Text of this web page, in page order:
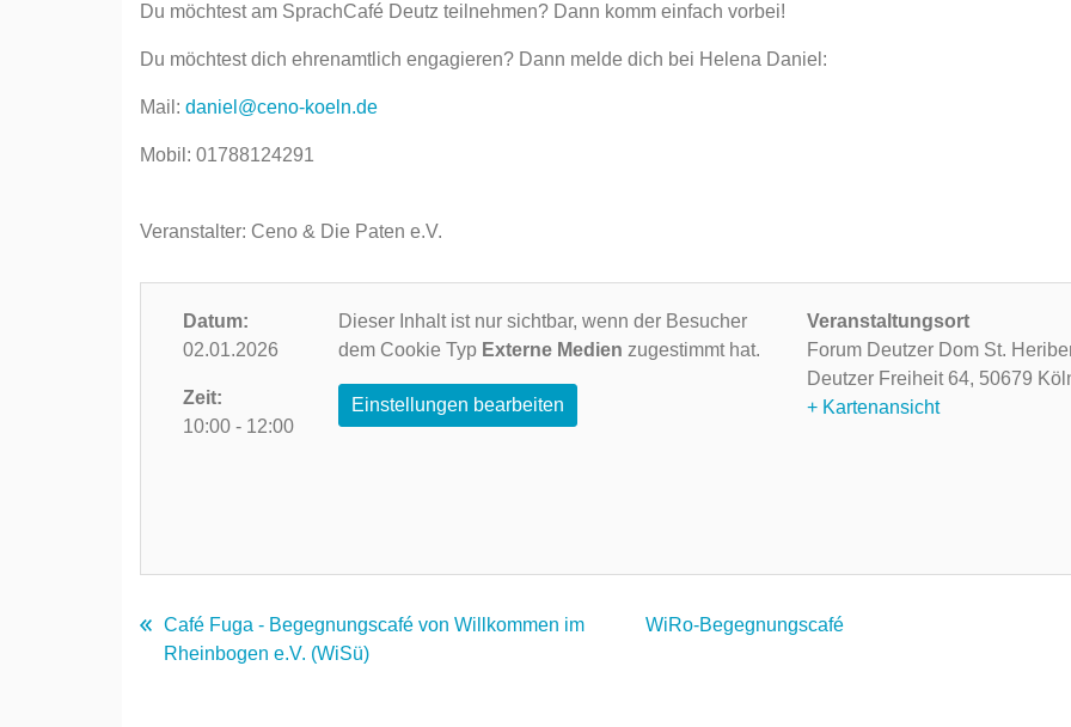
Du möchtest am SprachCafé Deutz teilnehmen? Dann komm einfach vorbei!
Du möchtest dich ehrenamtlich engagieren? Dann melde dich bei Helena Daniel:
Mail: daniel@ceno-koeln.de
Mobil: 01788124291
Veranstalter: Ceno & Die Paten e.V.
Datum:
02.01.2026
Zeit:
10:00 - 12:00
Dieser Inhalt ist nur sichtbar, wenn der Besucher
dem Cookie Typ Externe Medien zugestimmt hat.
Einstellungen bearbeiten
Veranstaltungsort
Forum Deutzer Dom St.
Deutzer Freiheit 64, 50679
+ Kartenansicht
Café Fuga - Begegnungscafé von Willkommen im
Rheinbogen e.V. (WiSü)
WiRo-Begegnungscafé